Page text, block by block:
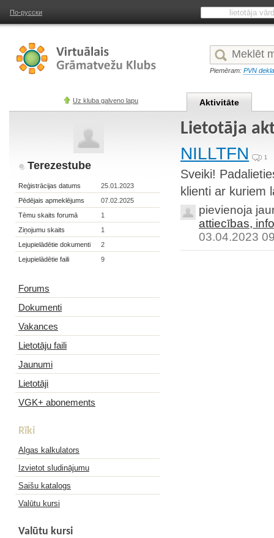
По-русски
Piemēram: PVN
Uz kluba galveno lapu Aktivitāte
Terezestube
Reģistrācijas datums
25.01.2023
Pēdējais apmeklējums
07.02.2025
Tēmu skaits forumā
1
Ziņojumu skaits
1
Lejupielādētie dokumenti
2
Lejupielādētie faili
9
Forums
Dokumenti
Vakances
Lietotāju faili
Jaunumi
Lietotāji
VGK+ abonements
Rīki
Algas kalkulators
Izvietot sludinājumu
Saišu katalogs
Valūtu kursi
Valūtu kursi
Lietotāja
NILLTFN
1
Sveiki!
klienti ar kuriem
pievienoja
attiecības,
03.04.2023